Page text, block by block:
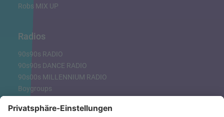
Robs MIX UP
Radios
90s90s RADIO
90s90s DANCE RADIO
90s00s MILLENNIUM RADIO
Boygroups
Clubhits